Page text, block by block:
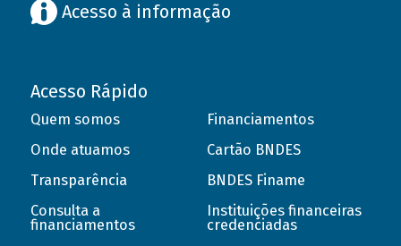
Acesso à informação
Acesso Rápido
Quem somos
Onde atuamos
Transparência
Consulta a
financiamentos
Financiamentos
Cartão BNDES
BNDES Finame
Instituições financeiras
credenciadas